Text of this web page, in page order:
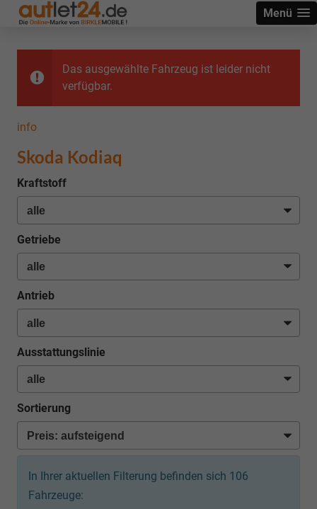
Menü
Das ausgewählte Fahrzeug ist leider nicht
verfügbar.
info
Skoda Kodiaq
Kraftstoff
Getriebe
Antrieb
Ausstattungslinie
Sortierung
In Ihrer aktuellen Filterung befinden sich 106
Fahrzeuge: